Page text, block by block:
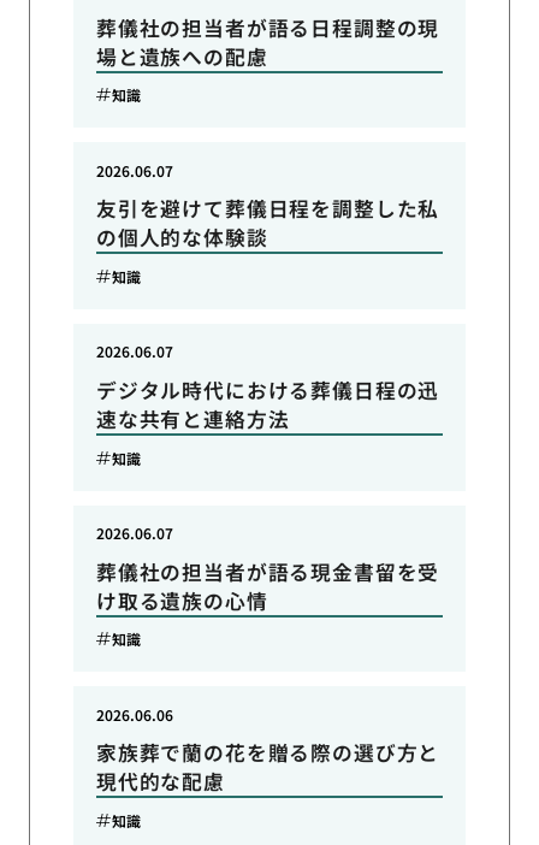
葬儀社の担当者が語る日程調整の現
場と遺族への配慮
知識
友引を避けて葬儀日程を調整した私
の個人的な体験談
2026.06.07
知識
デジタル時代における葬儀日程の迅
速な共有と連絡方法
2026.06.07
知識
葬儀社の担当者が語る現金書留を受
け取る遺族の心情
2026.06.07
知識
家族葬で蘭の花を贈る際の選び方と
現代的な配慮
2026.06.06
知識